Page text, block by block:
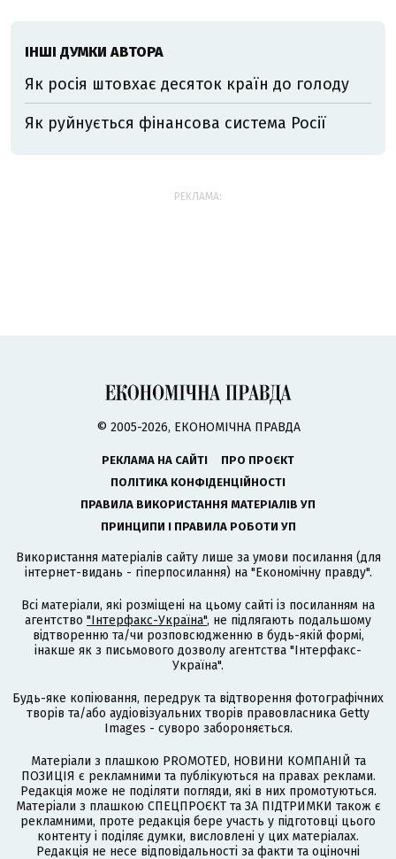
ІНШІ ДУМКИ АВТОРА
Як росія штовхає десяток країн до голоду
Як руйнується фінансова система Росії
РЕКЛАМА:
© 2005-2026, ЕКОНОМІЧНА ПРАВДА
РЕКЛАМА НА САЙТІ
ПРО ПРОЄКТ
ПОЛІТИКА КОНФІДЕНЦІЙНОСТІ
ПРАВИЛА ВИКОРИСТАННЯ МАТЕРІАЛІВ УП
ПРИНЦИПИ І ПРАВИЛА РОБОТИ УП
Використання матеріалів сайту лише за умови посилання (для
інтернет-видань - гіперпосилання) на "Економічну правду".
Всі матеріали, які розміщені на цьому сайті із посиланням на
агентство "Інтерфакс-Україна", не підлягають подальшому
відтворенню та/чи розповсюдженню в будь-якій формі,
інакше як з письмового дозволу агентства "Інтерфакс-
Україна".
Будь-яке копіювання, передрук та відтворення фотографічних
творів та/або аудіовізуальних творів правовласника Getty
Images - суворо забороняється.
Матеріали з плашкою PROMOTED, НОВИНИ КОМПАНІЙ та
ПОЗИЦІЯ є рекламними та публікуються на правах реклами.
Редакція може не поділяти погляди, які в них промотуються.
Матеріали з плашкою СПЕЦПРОЄКТ та ЗА ПІДТРИМКИ також є
рекламними, проте редакція бере участь у підготовці цього
контенту і поділяє думки, висловлені у цих матеріалах.
Редакція не несе відповідальності за факти та оціночні